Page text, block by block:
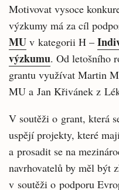
Motivovat vysoce
výzkumy má za cíl
MU v kategorii H –
výzkumu. Od letošního
grantu využívat Martin
MU a Jan Křivánek z
V soutěži o grant, která
uspějí projekty, které
a prosadit se na
navrhovatelů by měl být
v soutěži o podporu